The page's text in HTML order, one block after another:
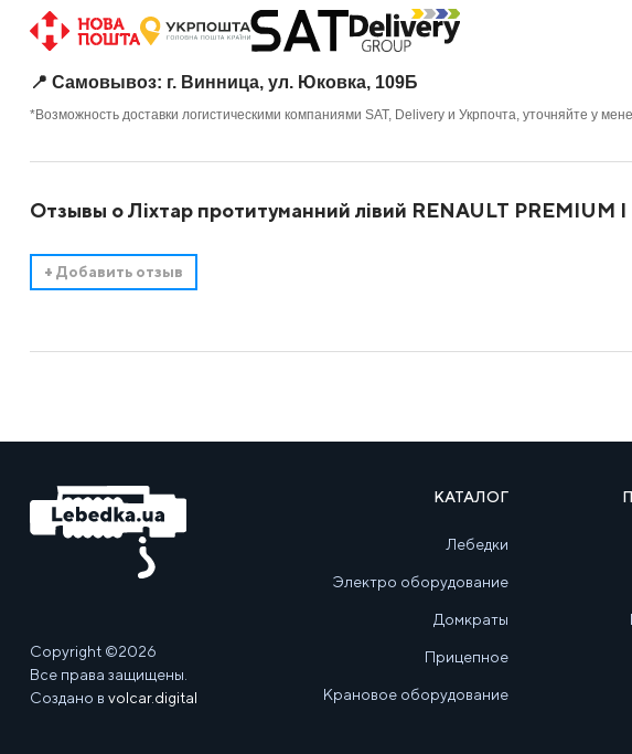
📍 Самовывоз: г. Винница, ул. Юковка, 109Б
*Возможность доставки логистическими компаниями SAT, Delivery и Укрпочта, уточняйте у
Отзывы о Ліхтар протитуманний лівий RENAULT PREMIUM
+ Добавить отзыв
Copyright ©2026
Все права защищены.
Создано в volcar.digital
КАТАЛОГ
Лебедки
Электро оборудование
Домкраты
Прицепное
Крановое оборудование